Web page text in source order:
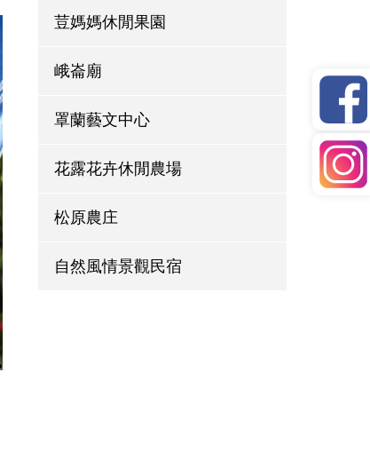
荳媽媽休閒果園
峨崙廟
罩蘭藝文中心
花露花卉休閒農場
松原農庄
自然風情景觀民宿